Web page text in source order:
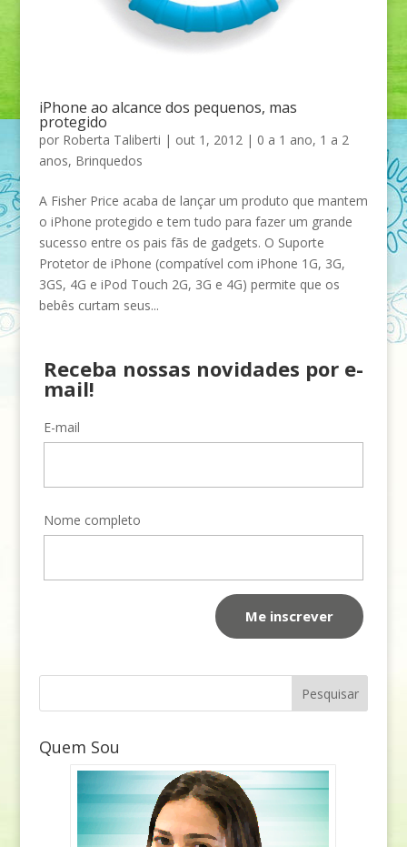
iPhone ao alcance dos pequenos, mas
protegido
por Roberta Taliberti | out 1, 2012 | 0 a 1 ano, 1 a 2
anos, Brinquedos
A Fisher Price acaba de lançar um produto que mantem
o iPhone protegido e tem tudo para fazer um grande
sucesso entre os pais fãs de gadgets. O Suporte
Protetor de iPhone (compatível com iPhone 1G, 3G,
3GS, 4G e iPod Touch 2G, 3G e 4G) permite que os
bebês curtam seus...
Receba nossas novidades por e-
mail!
E-mail
Nome completo
Quem Sou